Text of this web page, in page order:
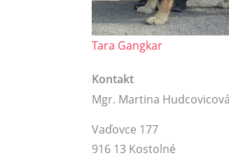
Tara Gangkar
Kontakt
Mgr. Martina
Vaďovce 177
916 13 Kostolné